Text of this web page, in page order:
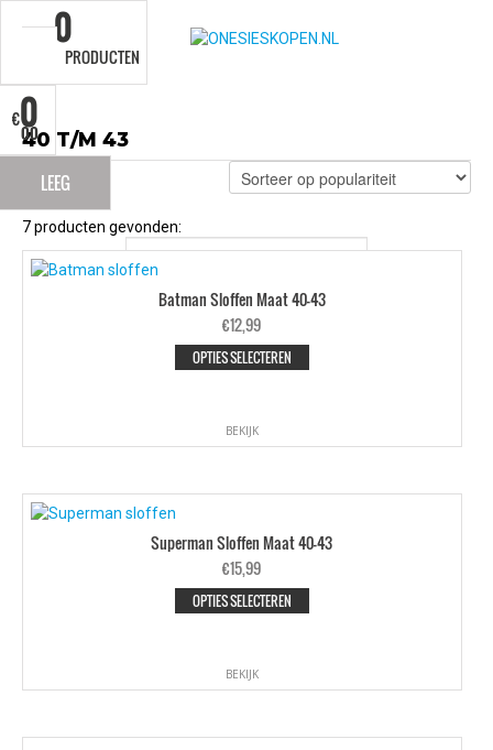
0
PRODUCTEN
€0
00
LEEG
40 T/M 43
7 producten gevonden:
Batman Sloffen Maat 40-43
€12,99
OPTIES SELECTEREN
BEKIJK
Superman Sloffen Maat 40-43
€15,99
OPTIES SELECTEREN
BEKIJK